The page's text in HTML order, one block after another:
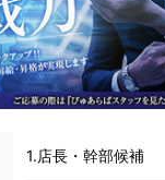
1.店長・幹部候補